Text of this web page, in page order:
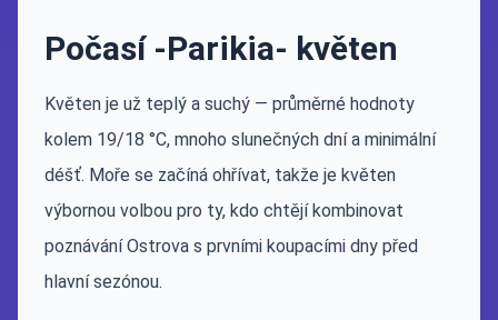
Počasí -Parikia- květen
Květen je už teplý a suchý — průměrné hodnoty
kolem 19/18 °C, mnoho slunečných dní a minimální
déšť. Moře se začíná ohřívat, takže je květen
výbornou volbou pro ty, kdo chtějí kombinovat
poznávání Ostrova s prvními koupacími dny před
hlavní sezónou.